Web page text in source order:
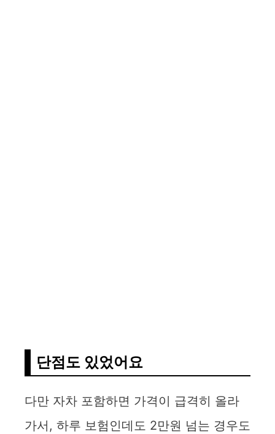
단점도 있었어요
다만 자차 포함하면 가격이 급격히 올라
가서, 하루 보험인데도 2만원 넘는 경우도